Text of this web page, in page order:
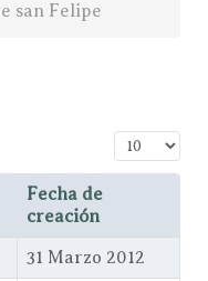
san Felipe
Cantidad
Fecha de
creación
31 Marzo 2012